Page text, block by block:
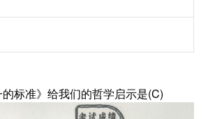
标准》给我们的哲学启示是(C)